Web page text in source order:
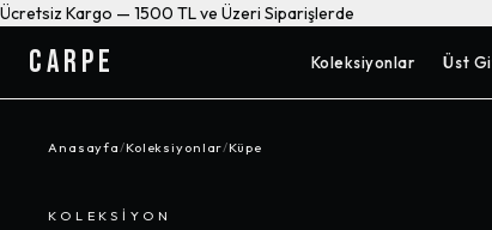
Ücretsiz Kargo — 1500 TL ve Üzeri Siparişlerde
CARPE Koleksiyonlar Üst
Anasayfa/Koleksiyonlar/Küpe
KOLEKSIYON